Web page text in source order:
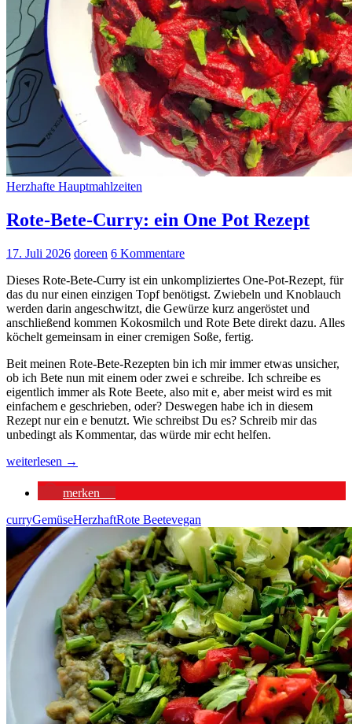
Herzhafte Hauptmahlzeiten
Rote-Bete-Curry: ein One Pot Rezept
17. Juli 2026 doreen 6 Kommentare
Dieses Rote-Bete-Curry ist ein unkompliziertes One-Pot-Rezept, für
das du nur einen einzigen Topf benötigst. Zwiebeln und Knoblauch
werden darin angeschwitzt, die Gewürze kurz angeröstet und
anschließend kommen Kokosmilch und Rote Bete direkt dazu. Alles
köchelt gemeinsam in einer cremigen Soße, fertig.
Beit meinen Rote-Bete-Rezepten bin ich mir immer etwas unsicher,
ob ich Bete nun mit einem oder zwei e schreibe. Ich schreibe es
eigentlich immer als Rote Beete, also mit e, aber meist wird es mit
einfachem e geschrieben, oder? Deswegen habe ich in diesem
Rezept nur ein e benutzt. Wie schreibst Du es? Schreib mir das
unbedingt als Kommentar, das würde mir echt helfen.
Rote-
Curry:
One
Pot
Rezept
weiterlesen →
merken
curryGemüseHerzhaftRote Beetevegan